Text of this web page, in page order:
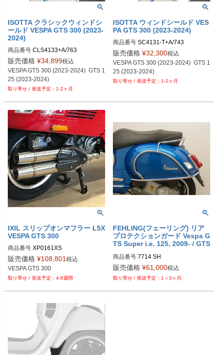
ISOTTA クラシックウィンドシ
ールド VESPA GTS 300 (2023-
2024)
商品番号 CLS4133+A/763
販売価格 ¥34,899税込
VESPA GTS 300 (2023-2024)  GTS 1
25 (2023-2024)
1-2ヶ月
ISOTTA ウィンドシールド VES
PA GTS 300 (2023-2024)
商品番号 SC4131-T+A/743
販売価格 ¥32,300税込
VESPA GTS 300 (2023-2024)  GTS 1
25 (2023-2024)
1-2ヶ月
IXIL スリップオンマフラー L5X
VESPA GTS 300
商品番号 XP0161XS
販売価格 ¥108,801 税込
VESPA GTS 300
4-8週間
FEHLING(フェーリング) リア
プロテクションガード Vespa G
TS Super i.e. 125, 2009- / GTS
H
商品番号 7714 SH
販売価格 ¥61,000税込
1～3ヶ月